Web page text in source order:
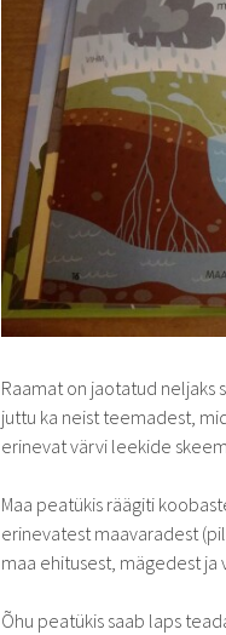
Raamat on jaotatud neljaks
juttu ka neist teemadest,
erinevat värvi leekide
Maa peatükis räägiti
erinevatest maavaradest
maa ehitusest, mägedest ja
Õhu peatükis saab laps